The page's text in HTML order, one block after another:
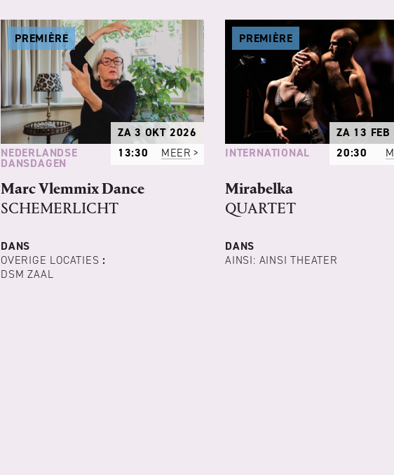
PREMIÈRE
NEDERLANDSE
DANSDAGEN
ZA 3 OKT 2026
13:30
MEER
Marc Vlemmix Dance
SCHEMERLICHT
DANS
OVERIGE LOCATIES :
DSM ZAAL
PREMIÈRE
INTERNATIONAL
ZA 13
20:30
Mirabelka
QUARTET
DANS
AINSI: AINSI THEATER